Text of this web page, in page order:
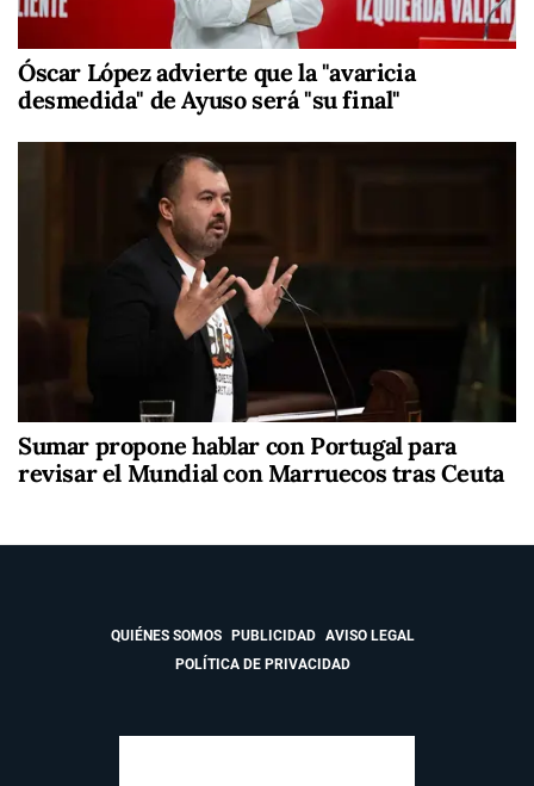
Óscar López advierte que la "avaricia
desmedida" de Ayuso será "su final"
Sumar propone hablar con Portugal para
revisar el Mundial con Marruecos tras Ceuta
QUIÉNES SOMOS PUBLICIDAD
AVISO LEGAL
POLÍTICA DE PRIVACIDAD